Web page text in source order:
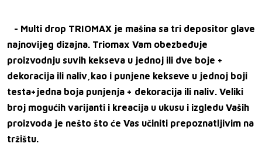
- Multi drop TRIOMAX je mašina sa tri depositor glave
najnovijeg dizajna. Triomax Vam obezbeđuje
proizvodnju suvih kekseva u jednoj ili dve boje +
dekoracija ili naliv,kao i punjene kekseve u jednoj boji
testa+jedna boja punjenja + dekoracija ili naliv. Veliki
broj mogućih varijanti i kreacija u ukusu i izgledu Vaših
proizvoda je nešto što će Vas učiniti prepoznatljivim na
tržištu.